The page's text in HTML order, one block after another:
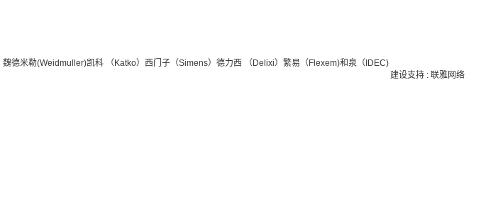
魏德米勒(Weidmuller)凯科 （Katko） 西门子（Simens） 德力西 （Delixi） 繁易（Flexem)和泉（IDEC)
建设支持 :联雅网络